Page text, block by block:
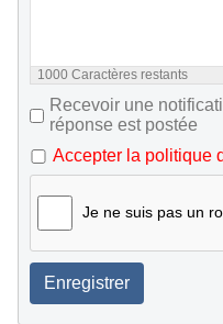
1000 Caractères restants
Recevoir une
réponse est postée
Accepter la politique
Je ne suis pas un
Enregistrer